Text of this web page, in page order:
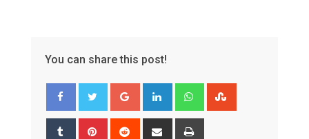
You can share this post!
Google+ LinkedIn Whatsapp
Tumblr Pinterest Reddit
Share